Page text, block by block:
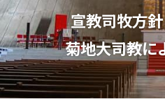
宣教司牧⽅
菊地⼤司教に